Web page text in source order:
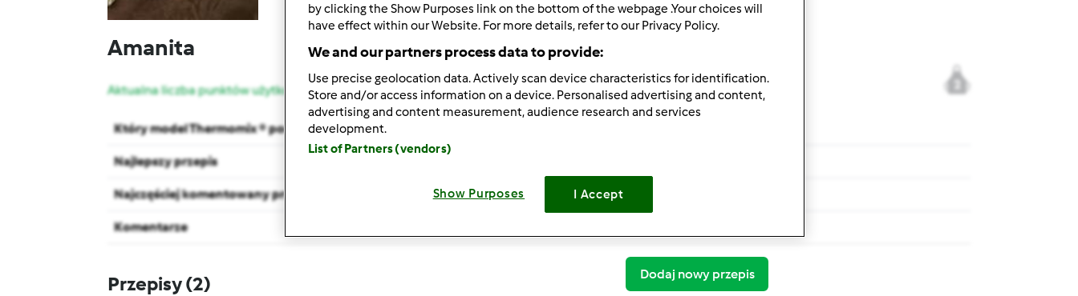
Amanita
2
Aktualna liczba punktów użytkownika: 44
Który model Thermomix ® posiadasz?
Najlepszy przepis
Najczęściej komentowany przepis
Komentarze
Przepisy(2) Dodaj nowy przepis
by clicking the Show Purposes link on the bottom of the webpage .Your choices will
have effect within our Website. For more details, refer to our Privacy Policy.
We and our partners process data to provide:
Use precise geolocation data. Actively scan device characteristics for identification.
Store and/or access information on a device. Personalised advertising and content,
advertising and content measurement, audience research and services
development.
List of Partners (vendors)
Show Purposes I Accept